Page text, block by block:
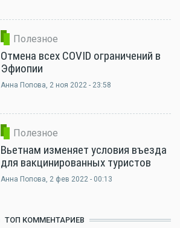
Полезное
Отмена всех COVID ограничений в
Эфиопии
Анна Попова, 2 ноя 2022 - 23:58
Полезное
Вьетнам изменяет условия въезда
для вакцинированных туристов
Анна Попова, 2 фев 2022 - 00:13
ТОП КОММЕНТАРИЕВ